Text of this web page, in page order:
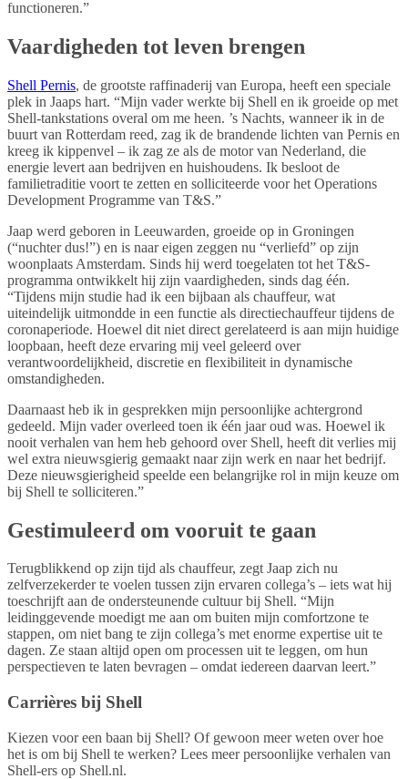
functioneren.”
Vaardigheden tot leven brengen
Shell Pernis, de grootste raffinaderij van Europa, heeft een speciale
plek in Jaaps hart. “Mijn vader werkte bij Shell en ik groeide op met
Shell-tankstations overal om me heen. ’s Nachts, wanneer ik in de
buurt van Rotterdam reed, zag ik de brandende lichten van Pernis en
kreeg ik kippenvel – ik zag ze als de motor van Nederland, die
energie levert aan bedrijven en huishoudens. Ik besloot de
familietraditie voort te zetten en solliciteerde voor het Operations
Development Programme van T&S.”
Jaap werd geboren in Leeuwarden, groeide op in Groningen
(“nuchter dus!”) en is naar eigen zeggen nu “verliefd” op zijn
woonplaats Amsterdam. Sinds hij werd toegelaten tot het T&S-
programma ontwikkelt hij zijn vaardigheden, sinds dag één.
“Tijdens mijn studie had ik een bijbaan als chauffeur, wat
uiteindelijk uitmondde in een functie als directiechauffeur tijdens de
coronaperiode. Hoewel dit niet direct gerelateerd is aan mijn huidige
loopbaan, heeft deze ervaring mij veel geleerd over
verantwoordelijkheid, discretie en flexibiliteit in dynamische
omstandigheden.
Daarnaast heb ik in gesprekken mijn persoonlijke achtergrond
gedeeld. Mijn vader overleed toen ik één jaar oud was. Hoewel ik
nooit verhalen van hem heb gehoord over Shell, heeft dit verlies mij
wel extra nieuwsgierig gemaakt naar zijn werk en naar het bedrijf.
Deze nieuwsgierigheid speelde een belangrijke rol in mijn keuze om
bij Shell te solliciteren.”
Gestimuleerd om vooruit te gaan
Terugblikkend op zijn tijd als chauffeur, zegt Jaap zich nu
zelfverzekerder te voelen tussen zijn ervaren collega’s – iets wat hij
toeschrijft aan de ondersteunende cultuur bij Shell. “Mijn
leidinggevende moedigt me aan om buiten mijn comfortzone te
stappen, om niet bang te zijn collega’s met enorme expertise uit te
dagen. Ze staan altijd open om processen uit te leggen, om hun
perspectieven te laten bevragen – omdat iedereen daarvan leert.”
Carrières bij Shell
Kiezen voor een baan bij Shell? Of gewoon meer weten over hoe
het is om bij Shell te werken? Lees meer persoonlijke verhalen van
Shell-ers op Shell.nl.